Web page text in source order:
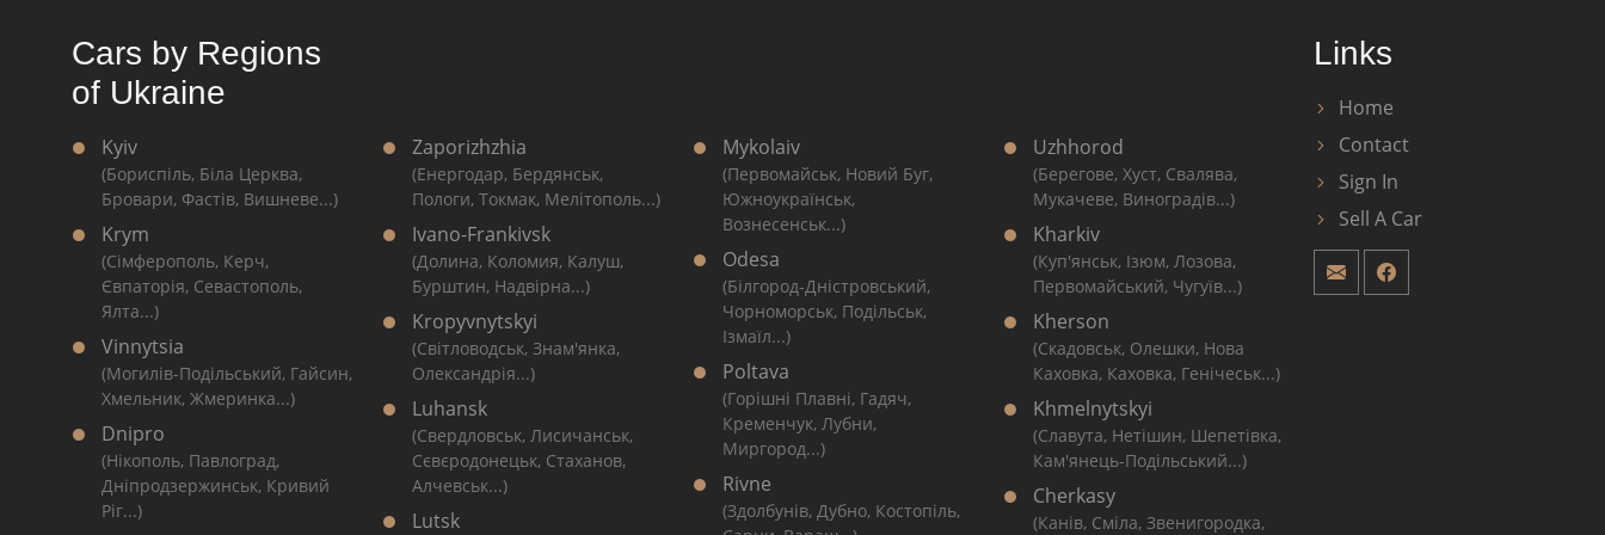
Cars by Regions
of Ukraine
Kyiv
(Бориспіль, Біла Церква,
Бровари, Фастів, Вишневе...)
Krym
(Сімферополь, Керч,
Євпаторія, Севастополь,
Ялта...)
Vinnytsia
(Могилів-Подільський, Гайсин,
Хмельник, Жмеринка...)
Dnipro
(Нікополь, Павлоград,
Дніпродзержинськ, Кривий
Ріг...)
Zaporizhzhia
(Енергодар, Бердянськ,
Пологи, Токмак, Мелітополь...)
Ivano-Frankivsk
(Долина, Коломия, Калуш,
Бурштин, Надвірна...)
Kropyvnytskyi
(Світловодськ, Знам'янка,
Олександрія...)
Luhansk
(Свердловськ, Лисичанськ,
Сєвєродонецьк, Стаханов,
Алчевськ...)
Lutsk
Mykolaiv
(Первомайськ, Новий Буг,
Южноукраїнськ,
Вознесенськ...)
Odesa
(Білгород-Дністровський,
Чорноморськ, Подільськ,
Ізмаїл...)
Poltava
(Горішні Плавні, Гадяч,
Кременчук, Лубни,
Миргород...)
Rivne
(Здолбунів, Дубно, Костопіль,
Uzhhorod
(Берегове, Хуст, Свалява,
Мукачеве, Виноградів...)
Kharkiv
(Куп'янськ, Ізюм, Лозова,
Первомайський, Чугуїв...)
Kherson
(Скадовськ, Олешки, Нова
Каховка, Каховка, Генічеськ...)
Khmelnytskyi
(Славута, Нетішин, Шепетівка,
Кам'янець-Подільський...)
Cherkasy
(Канів, Сміла, Звенигородка,
Links
Home
Contact
Sign In
Sell A Car